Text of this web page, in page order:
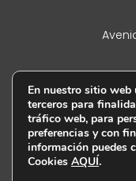
En nuestro sitio
terceros para
tráfico web, para
preferencias y con
información puedes
Cookies AQUÍ.